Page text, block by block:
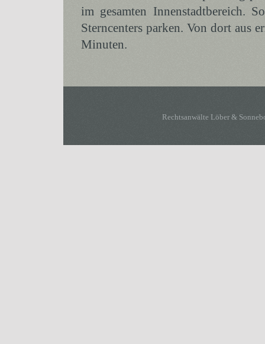
im gesamten Innenstadtbereich.
Sterncenters parken. Von dort aus
Minuten.
Rechtsanwälte Löber &